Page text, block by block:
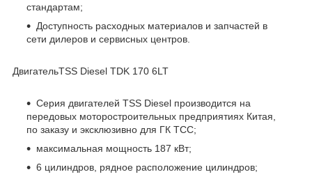
стандартам;
Доступность расходных материалов и запчастей в
сети дилеров и сервисных центров.
ДвигательTSS Diesel TDK 170 6LT
Серия двигателей TSS Diesel производится на
передовых моторостроительных предприятиях Китая,
по заказу и эксклюзивно для ГК ТСС;
максимальная мощность 187 кВт;
6 цилиндров, рядное расположение цилиндров;